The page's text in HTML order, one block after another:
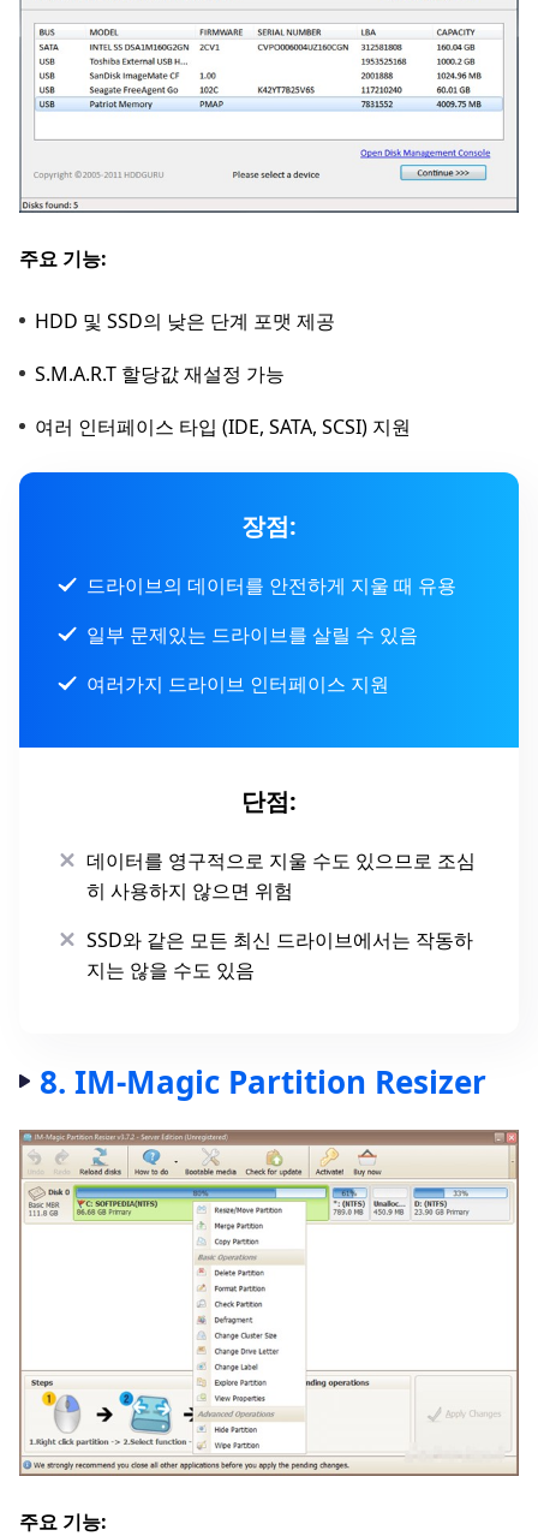
주요 기능:
HDD 및 SSD의 낮은 단계 포맷 제공
S.M.A.R.T 할당값 재설정 가능
여러 인터페이스 타입 (IDE, SATA, SCSI) 지원
장점:
드라이브의 데이터를 안전하게 지울 때 유용
일부 문제있는 드라이브를 살릴 수 있음
여러가지 드라이브 인터페이스 지원
단점:
데이터를 영구적으로 지울 수도 있으므로 조심
히 사용하지 않으면 위험
SSD와 같은 모든 최신 드라이브에서는 작동하
지는 않을 수도 있음
8. IM-Magic Partition Resizer
주요 기능: